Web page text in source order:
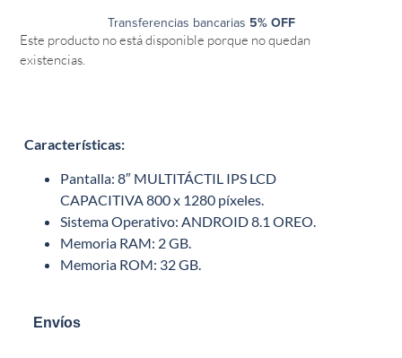
Transferencias bancarias 5% OFF
Este producto no está disponible porque no quedan
existencias.
Características:
Pantalla: 8″ MULTITÁCTIL IPS LCD
CAPACITIVA 800 x 1280 píxeles.
Sistema Operativo: ANDROID 8.1 OREO.
Memoria RAM: 2 GB.
Memoria ROM: 32 GB.
Envíos